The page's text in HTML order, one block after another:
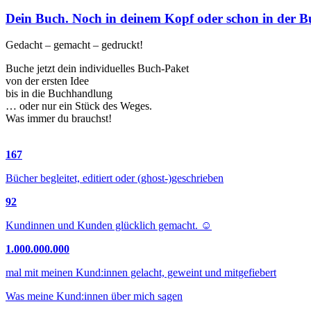
Dein Buch. Noch in deinem Kopf oder schon in der
Gedacht – gemacht – gedruckt!
Buche jetzt dein individuelles Buch-Paket
von der ersten Idee
bis in die Buchhandlung
… oder nur ein Stück des Weges.
Was immer du brauchst!
167
Bücher begleitet, editiert oder (ghost-)geschrieben
92
Kundinnen und Kunden glücklich gemacht. ☺️
1.000.000.000
mal mit meinen Kund:innen gelacht, geweint und mitgefiebert
Was meine Kund:innen über mich sagen